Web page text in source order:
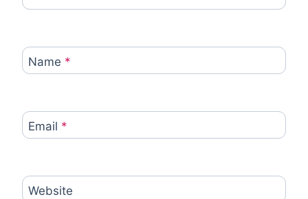
Name *
Email *
Website